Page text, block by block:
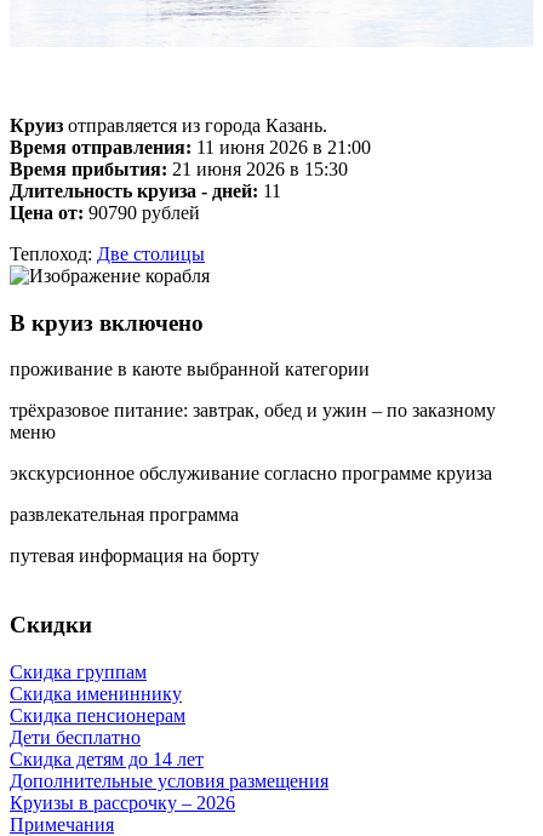
Круиз отправляется из города Казань.
Время отправления: 11 июня 2026 в 21:00
Время прибытия: 21 июня 2026 в 15:30
Длительность круиза - дней: 11
Цена от: 90790 рублей
Теплоход: Две столицы
В круиз включено
проживание в каюте выбранной категории
трёхразовое питание: завтрак, обед и ужин – по заказному
меню
экскурсионное обслуживание согласно программе круиза
развлекательная программа
путевая информация на борту
Скидки
Скидка группам
Скидка имениннику
Скидка пенсионерам
Дети бесплатно
Скидка детям до 14 лет
Дополнительные условия размещения
Круизы в рассрочку – 2026
Примечания